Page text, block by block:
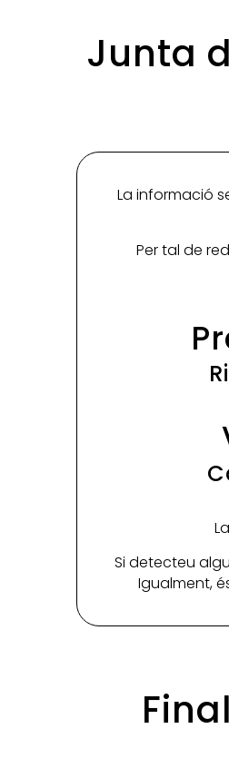
Junta
La informació
Per tal de
Si detecteu
Igualment,